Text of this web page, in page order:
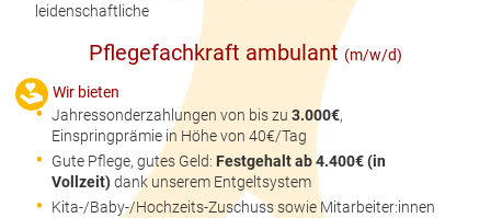
leidenschaftliche
Pflegefachkraft ambulant (m/w/d)
Wir bieten
Jahressonderzahlungen von bis zu 3.000€,
Einspringprämie in Höhe von 40€/Tag
Gute Pflege, gutes Geld: Festgehalt ab 4.400€ (in
Vollzeit)dank unserem Entgeltsystem
Kita-/Baby-/Hochzeits-Zuschuss sowie Mitarbeiter:innen